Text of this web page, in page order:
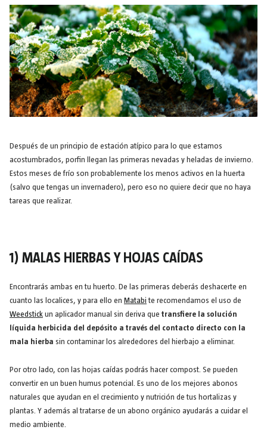
Después de un principio de estación atípico para lo que estamos
acostumbrados, porfin llegan las primeras nevadas y heladas de invierno.
Estos meses de frío son probablemente los menos activos en la huerta
(salvo que tengas un invernadero), pero eso no quiere decir que no haya
tareas que realizar.
1) MALAS HIERBAS Y HOJAS CAÍDAS
Encontrarás ambas en tu huerto. De las primeras deberás deshacerte en
cuanto las localices, y para ello en Matabi te recomendamos el uso de
Weedstick un aplicador manual sin deriva que transfiere la solución
líquida herbicida del depósito a través del contacto directo con la
mala hierba sin contaminar los alrededores del hierbajo a eliminar.
Por otro lado, con las hojas caídas podrás hacer compost. Se pueden
convertir en un buen humus potencial. Es uno de los mejores abonos
naturales que ayudan en el crecimiento y nutrición de tus hortalizas y
plantas. Y además al tratarse de un abono orgánico ayudarás a cuidar el
medio ambiente.